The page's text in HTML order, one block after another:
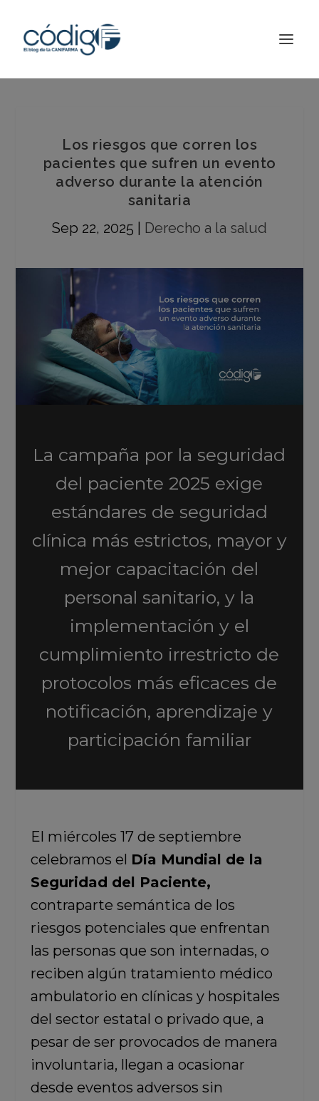
Los riesgos que corren los
pacientes que sufren un evento
adverso durante la atención
sanitaria
Sep 22, 2025
Derecho a la salud
La campaña por la seguridad
del paciente 2025 exige
estándares de seguridad
clínica más estrictos, mayor y
mejor capacitación del
personal sanitario, y la
implementación y el
cumplimiento irrestricto de
protocolos más eficaces de
notificación, aprendizaje y
participación familiar
El miércoles 17 de septiembre
celebramos el Día Mundial de la
Seguridad del Paciente,
contraparte semántica de los
riesgos potenciales que enfrentan
las personas que son internadas, o
reciben algún tratamiento médico
ambulatorio en clínicas y hospitales
del sector estatal o privado que, a
pesar de ser provocados de manera
involuntaria, llegan a ocasionar
desde eventos adversos sin